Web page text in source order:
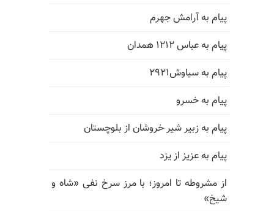
پیام به آرامش جهرم
پیام به عباس ۱۲۱۲ همدان
پیام به سیاوش۲۹۲۱
پیام به خسرو
پیام به زبیر شیر خروشان از بلوچستان
پیام به عزیز از یزد
از مشروطه تا امروز؛ با مرز سرخ نفی «شاه و
شیخ»